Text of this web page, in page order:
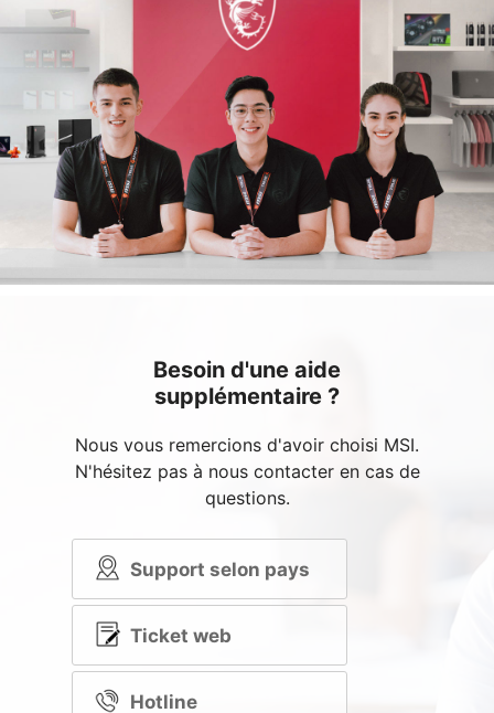
Besoin d'une aide
supplémentaire ?
Nous vous remercions d'avoir choisi MSI.
N'hésitez pas à nous contacter en cas de
questions.
Support selon pays
Ticket web
Hotline